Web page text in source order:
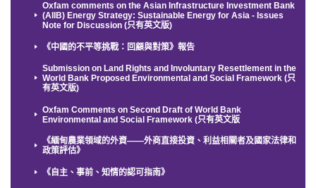
Oxfam comments on the Asian Infrastructure Investment Bank
(AIIB) Energy Strategy: Sustainable Energy for Asia - Issues
Note for Discussion (只有英文版)
《中國的不平等挑戰：回顧與對策》報告
Submission on Land Rights and Involuntary Resettlement in the
World Bank Proposed Environmental and Social Framework (只
有英文版)
Oxfam Comments on Second Draft of World Bank
Environmental and Social Framework (只有英文版
《緬甸農業領域的外資——外商直接投資、利益相關者及國家法律和
政策評估》
《自主、事前、知情的認可指南》